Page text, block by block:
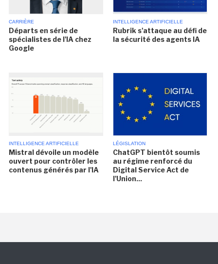
CARRIÈRE
Départs en série de
spécialistes de l'IA chez
Google
INTELLIGENCE ARTIFICIELLE
Rubrik s'attaque au défi de
la sécurité des agents IA
INTELLIGENCE ARTIFICIELLE
Mistral dévoile un modèle
ouvert pour contrôler les
contenus générés par l'IA
LÉGISLATION
ChatGPT bientôt soumis
au régime renforcé du
Digital Service Act de
l'Union...